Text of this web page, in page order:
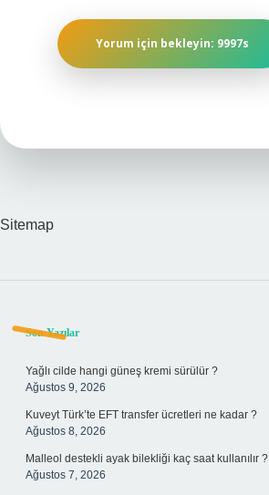
Sitemap
Sidebar
Son Yazılar
Yağlı cilde hangi güneş kremi sürülür ?
Ağustos 9, 2026
Kuveyt Türk’te EFT transfer ücretleri ne kadar ?
Ağustos 8, 2026
Malleol destekli ayak bilekliği kaç saat kullanılır ?
Ağustos 7, 2026